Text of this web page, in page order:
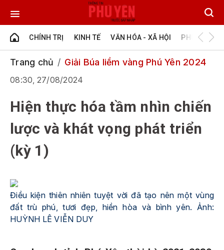
CHÍNH TRỊ KINH TẾ VĂN HÓA - XÃ HỘI PHÚ YÊN -
Trang chủ Giải Búa liềm vàng Phú Yên 2024
08:30, 27/08/2024
Hiện thực hóa tầm nhìn chiến
lược và khát vọng phát triển
(kỳ 1)
Điều kiện thiên nhiên tuyệt vời đã tạo nên một vùng
đất trù phú, tươi đẹp, hiền hòa và bình yên. Ảnh:
HUỲNH LÊ VIỄN DUY